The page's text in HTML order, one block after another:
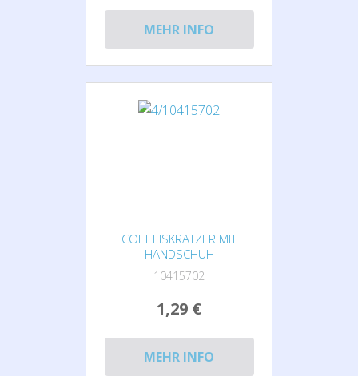
MEHR INFO
COLT EISKRATZER MIT
HANDSCHUH
10415702
1,29 €
MEHR INFO